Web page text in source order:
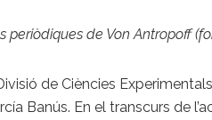
periòdiques de Von Antropoff
de Ciències
Banús. En el transcurs de